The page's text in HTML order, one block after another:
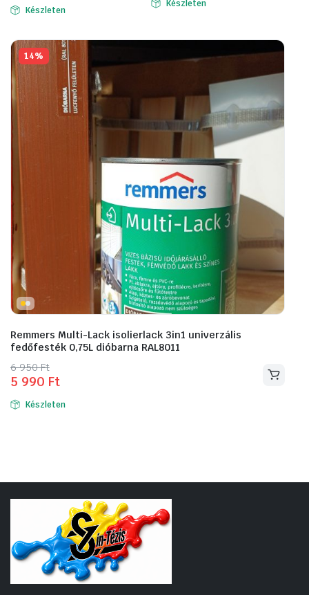
was:
890 Ft.
is:
590 Ft.
Készleten
Készleten
14%
Remmers Multi-Lack isolierlack 3in1 univerzális
fedőfesték 0,75L dióbarna RAL8011
6 950Ft
Original
price
was:
5 990 Ft
Current
price
is: Készleten